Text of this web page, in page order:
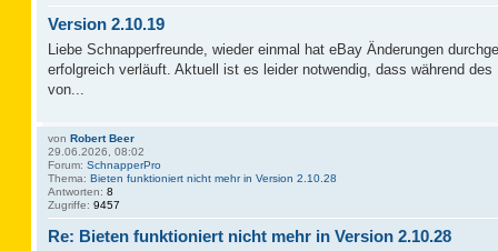
Version 2.10.19
Liebe Schnapperfreunde, wieder einmal hat eBay Änderungen
erfolgreich verläuft. Aktuell ist es leider notwendig, dass während
von...
von Robert Beer
29.06.2026, 08:02
Forum: SchnapperPro
Thema: Bieten funktioniert nicht mehr in Version 2.10.28
Antworten: 8
Zugriffe: 9457
Re: Bieten funktioniert nicht mehr in Version 2.10.28